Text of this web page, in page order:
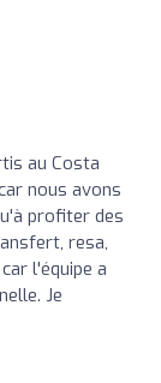
au Costa
nous avons
profiter des
resa,
l'équipe a
Je